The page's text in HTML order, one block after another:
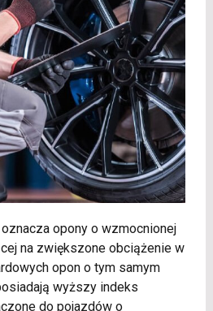
oznacza opony o wzmocnionej
na zwiększone obciążenie w
opon o tym samym
wyższy indeks
do pojazdów o